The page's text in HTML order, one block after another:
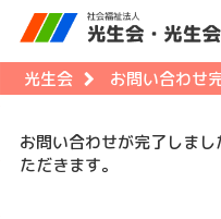
光生会 お問い合わせ
お問い合わせが完了しま
ただきます。